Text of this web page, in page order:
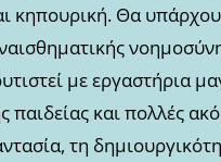
κηπουρική. Θα
με εργαστήρια
παιδείας και πολλές
τη